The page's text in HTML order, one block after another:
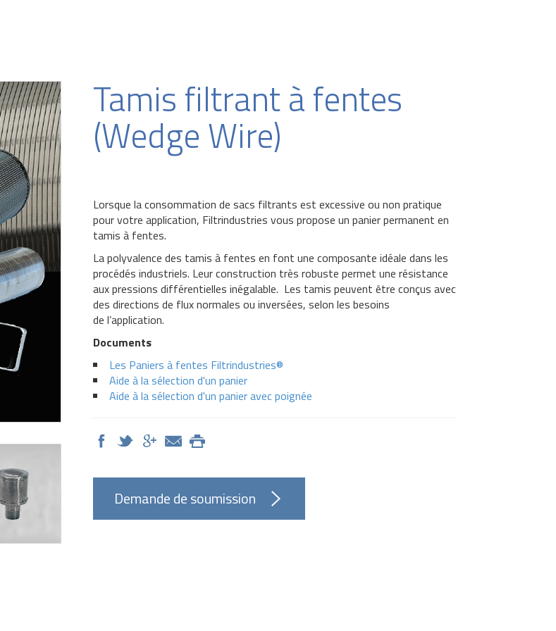
Tamis filtrant à fentes
(Wedge Wire)
Lorsque la consommation de sacs filtrants est excessive ou non pratique
pour votre application, Filtrindustries vous propose un panier permanent en
tamis à fentes.
La polyvalence des tamis à fentes en font une composante idéale dans les
procédés industriels. Leur construction très robuste permet une résistance
aux pressions différentielles inégalable. Les tamis peuvent être conçus avec
des directions de flux normales ou inversées, selon les besoins
de l’application.
Documents
Les Paniers à fentes Filtrindustries®
Aide à la sélection d'un panier
Aide à la sélection d'un panier avec poignée
Demande de soumission